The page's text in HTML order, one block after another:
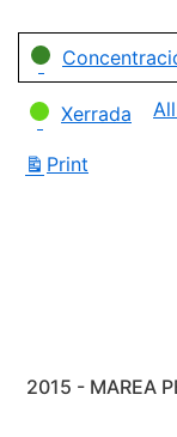
Categories
Xerrada
Print
2015 - MAREA